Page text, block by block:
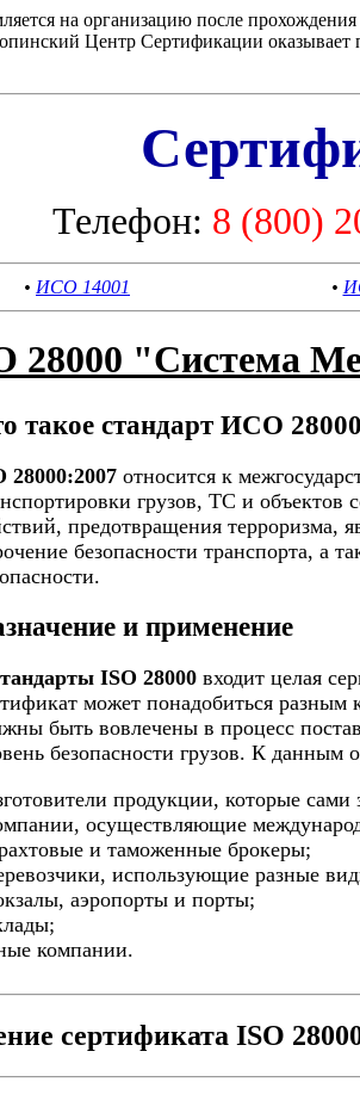
на организацию после
Центр Сертификации
Телефон: 8 (800)
• ИСО 14001 •
"Система
такое стандарт ИСО 28000
28000:2007 относится к
грузов, ТС и
предотвращения терроризма,
безопасности транспорта, а
и применение
ISO 28000 входит целая
может понадобиться разным
быть вовлечены в процесс
безопасности грузов. К данным
продукции, которые
осуществляющие
и таможенные брокеры;
использующие разные
аэропорты и порты;
компании.
сертификата ISO